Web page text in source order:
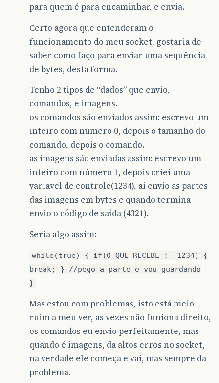
para quem é para encaminhar, e envia.
Certo agora que entenderam o
funcionamento do meu socket, gostaria de
saber como faço para enviar uma sequência
de bytes, desta forma.
Tenho 2 tipos de “dados” que envio,
comandos, e imagens.
os comandos são enviados assim: escrevo um
inteiro com número 0, depois o tamanho do
comando, depois o comando.
as imagens são enviadas assim: escrevo um
inteiro com número 1, depois criei uma
variavel de controle(1234), ai envio as partes
das imagens em bytes e quando termina
envio o código de saída (4321).
Seria algo assim:
while(true) { if(O QUE RECEBE != 1234) {
break; } //pego a parte e vou guardando
}
Mas estou com problemas, isto está meio
ruim a meu ver, as vezes não funiona direito,
os comandos eu envio perfeitamente, mas
quando é imagens, da altos erros no socket,
na verdade ele começa e vai, mas sempre da
problema.